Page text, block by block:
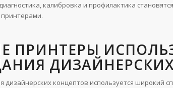
калибровка и профилактика
принтерами.
ПРИНТЕРЫ
дизайнерских концептов используется широкий